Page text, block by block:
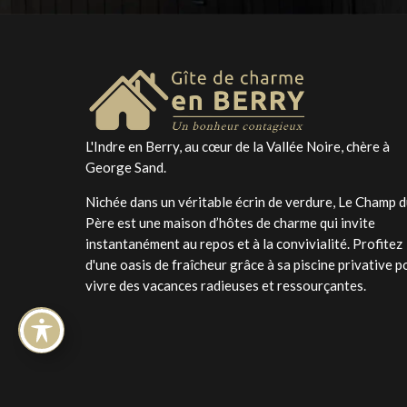
L'Indre en Berry, au cœur de la Vallée Noire, chère à
George Sand.
Nichée dans un véritable écrin de verdure, Le Champ
Père est une maison d’hôtes de charme qui invite
instantanément au repos et à la convivialité. Profitez
d'une oasis de fraîcheur grâce à sa piscine privative
vivre des vacances radieuses et ressourçantes.